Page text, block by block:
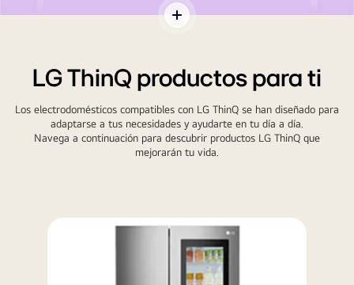
Alternar
LG ThinQ productos para ti
Los electrodomésticos compatibles con LG ThinQ se han diseñado para
adaptarse a tus necesidades y ayudarte en tu día a día.
Navega a continuación para descubrir productos LG ThinQ que
mejorarán tu vida.